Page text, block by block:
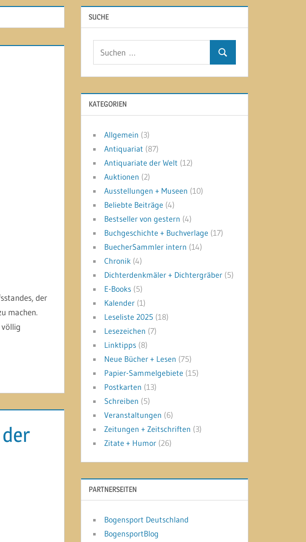
der
machen.
völlig
SUCHE
Suchen
KATEGORIEN
Allgemein (3)
Antiquariat (87)
Antiquariate der Welt (12)
Auktionen (2)
Ausstellungen + Museen (10)
Beliebte Beiträge (4)
Bestseller von gestern (4)
Buchgeschichte + Buchverlage (17)
BuecherSammler intern (14)
Chronik (4)
Dichterdenkmäler + Dichtergräber (5)
E-Books (5)
Kalender (1)
Leseliste 2025 (18)
Lesezeichen (7)
Linktipps (8)
Neue Bücher + Lesen (75)
Papier-Sammelgebiete (15)
Postkarten (13)
Schreiben (5)
Veranstaltungen (6)
Zeitungen + Zeitschriften (3)
Zitate + Humor (26)
PARTNERSEITEN
Bogensport Deutschland
BogensportBlog